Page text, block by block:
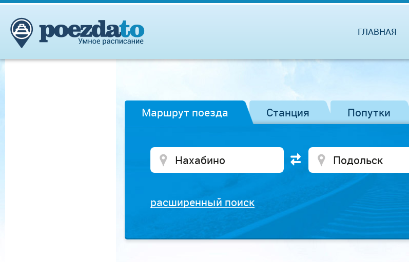
ГЛАВНАЯ
Маршрут поезда Станция Попутки
расширенный поиск